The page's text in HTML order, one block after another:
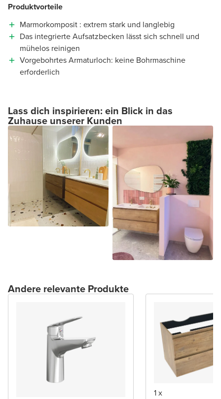
Produktvorteile
Marmorkomposit : extrem stark und langlebig
Das integrierte Aufsatzbecken lässt sich schnell und
mühelos reinigen
Vorgebohrtes Armaturloch: keine Bohrmaschine
erforderlich
Lass dich inspirieren: ein Blick in das
Zuhause unserer Kunden
Andere relevante Produkte
1 x